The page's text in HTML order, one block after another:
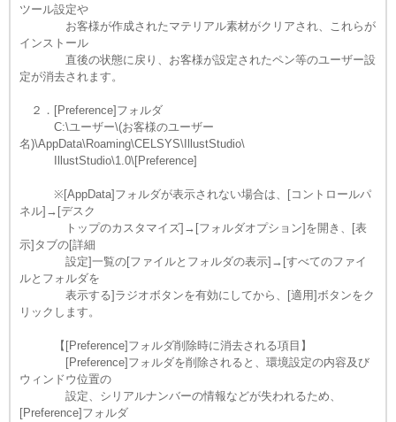
ツール設定や
お客様が作成されたマテリアル素材がクリアされ、これらが
インストール
直後の状態に戻り、お客様が設定されたペン等のユーザー設
定が消去されます。
２．[Preference]フォルダ
C:\ユーザー\(お客様のユーザー
名)\AppData\Roaming\CELSYS\IllustStudio\
IllustStudio\1.0\[Preference]
※[AppData]フォルダが表示されない場合は、[コントロールパ
ネル]→[デスク
トップのカスタマイズ]→[フォルダオプション]を開き、[表
示]タブの[詳細
設定]一覧の[ファイルとフォルダの表示]→[すべてのファイ
ルとフォルダを
表示する]ラジオボタンを有効にしてから、[適用]ボタンをク
リックします。
【[Preference]フォルダ削除時に消去される項目】
[Preference]フォルダを削除されると、環境設定の内容及び
ウィンドウ位置の
設定、シリアルナンバーの情報などが失われるため、
[Preference]フォルダ